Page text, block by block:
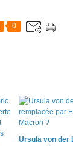
0
Ursula von der